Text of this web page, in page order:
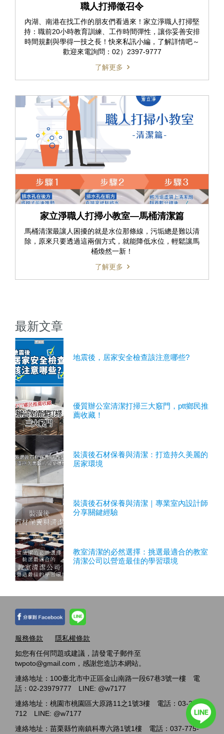
職人打掃徵召令
內湖、南港在找工作的朋友們看過來！家立淨職人打掃堅
持：職前20小時教育訓練、工作時間彈性，讓你妥善安排
時間規劃與學得一技之長！快來私訊小編，了解詳情吧～
歡迎來電詢問：02）2397-9777
了解更多
家立淨職人打掃小教室—馬桶清潔篇
馬桶清潔最讓人困擾的就是水位那條線，污垢總是難以清
除，原來只要透過這兩個方式，就能降低水位，輕鬆讓馬
桶煥然一新！
了解更多
最新文章
地震後，居家安全檢查該注意哪些?
優質辦公室清潔打掃三大竅門，ptt鄉民推
薦收藏！
裝潢後石材保養與清潔：打造持久美麗的
居家環境
裝潢後石材保養與清潔｜專業室內設計師
分享關鍵經驗
教室清潔的必然選擇：挑選最適合的教室
清潔公司以營造最佳的學習環境
服務條款
隱私權條款
如您有任何問題或建議，請發電子郵件至
twpoto@gmail.com，感謝您造訪本網站。
連絡地址：100臺北市中正區金山南路一段67巷3號一樓 電
話：02-23979777 LINE: @w7177
連絡地址：桃園市桃園區大原路11之1號3樓 電話：03-2717-
712 LINE: @w7177
連絡地址：苗栗縣竹南鎮科專六路1號1樓 電話：037-775-